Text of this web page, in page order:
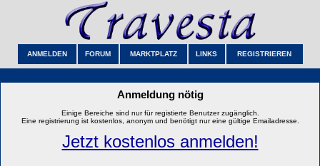
ANMELDEN FORUM MARKTPLATZ LINKS REGISTRIEREN
Anmeldung nötig
Einige Bereiche sind nur für registierte Benutzer zugänglich.
Eine registrierung ist kostenlos, anonym und benötigt nur eine gültige Emailadresse.
Jetzt kostenlos anmelden!